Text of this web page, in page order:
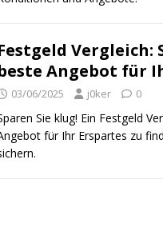
Vergleich:
Angebot für
03/06/2025 j0ker 0
Sie klug! Ein Festgeld
für Ihr Erspartes zu